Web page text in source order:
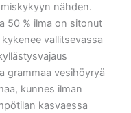
nähden.
50 % ilma on sitonut
vallitsevassa
grammaa vesihöyryä
kunnes ilman
kasvaessa